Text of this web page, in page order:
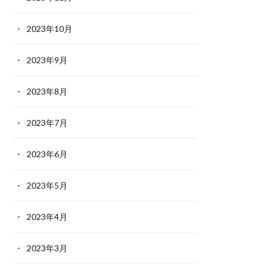
2023年10月
2023年9月
2023年8月
2023年7月
2023年6月
2023年5月
2023年4月
2023年3月